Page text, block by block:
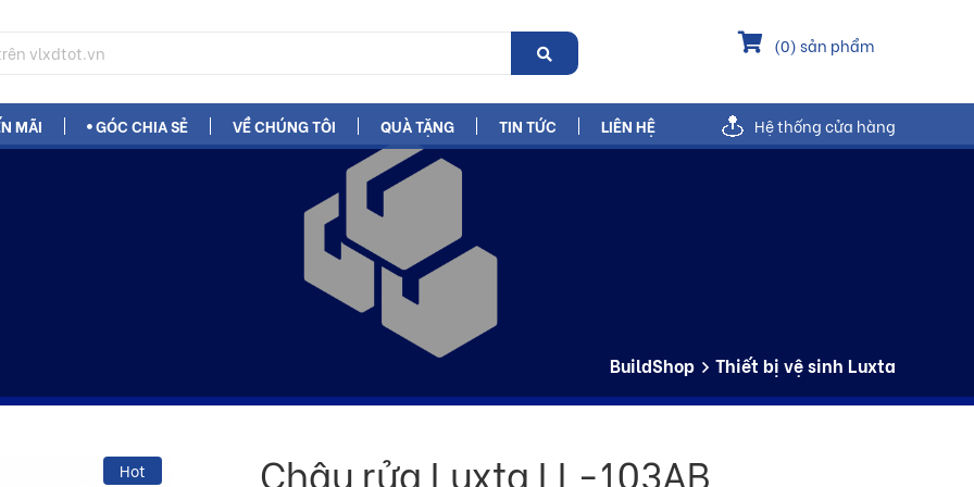
(0) sản phẩm
MÃI GÓC CHIA SẺ VỀ CHÚNG TÔI QUÀ TẶNG TIN TỨC LIÊN HỆ Hệ thống cửa hàng
BuildShop Thiết bị vệ sinh Luxta
Hot Chậu rửa Luxta LL-103AB